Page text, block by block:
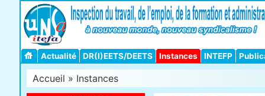
Actualité DR(I)EETS/DEETS Instances INTEFP
Accueil » Instances